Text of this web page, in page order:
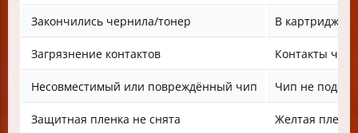
Закончились чернила/тонер В картридже
Загрязнение контактов Контакты
Несовместимый или повреждённый чип Чип не
Защитная пленка не снята Желтая